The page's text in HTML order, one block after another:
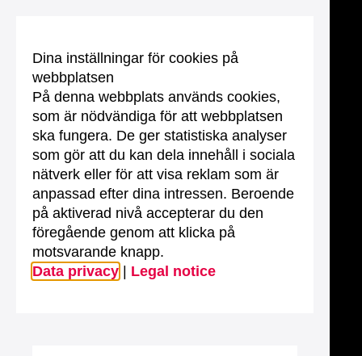
Dina inställningar för cookies på
webbplatsen
På denna webbplats används cookies,
som är nödvändiga för att webbplatsen
ska fungera. De ger statistiska analyser
som gör att du kan dela innehåll i sociala
nätverk eller för att visa reklam som är
anpassad efter dina intressen. Beroende
på aktiverad nivå accepterar du den
föregående genom att klicka på
motsvarande knapp.
Data privacy
Legal notice